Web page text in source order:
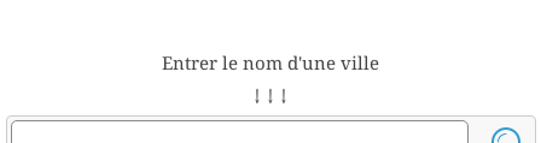
Entrer le nom d'une ville
↓ ↓ ↓